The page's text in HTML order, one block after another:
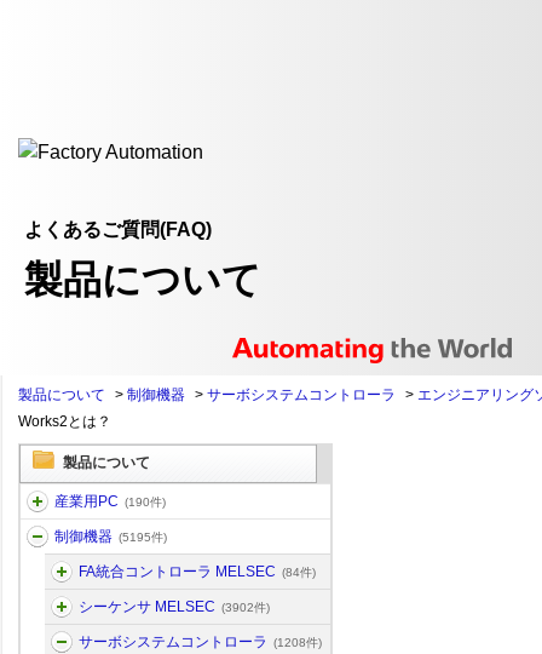
よくあるご質問(FAQ)
製品について
製品について > 制御機器 > サーボシステムコントローラ > エンジニアリング
Works2とは？
製品について
産業用PC (190件)
制御機器 (5195件)
FA統合コントローラ MELSEC (84件)
シーケンサ MELSEC (3902件)
サーボシステムコントローラ (1208件)